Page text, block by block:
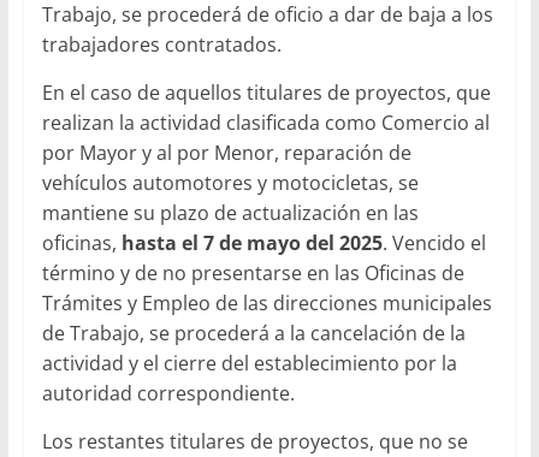
Trabajo, se procederá de oficio a dar de baja a los
trabajadores contratados.
En el caso de aquellos titulares de proyectos, que
realizan la actividad clasificada como Comercio al
por Mayor y al por Menor, reparación de
vehículos automotores y motocicletas, se
mantiene su plazo de actualización en las
oficinas, hasta el 7 de mayo del 2025. Vencido el
término y de no presentarse en las Oficinas de
Trámites y Empleo de las direcciones municipales
de Trabajo, se procederá a la cancelación de la
actividad y el cierre del establecimiento por la
autoridad correspondiente.
Los restantes titulares de proyectos, que no se